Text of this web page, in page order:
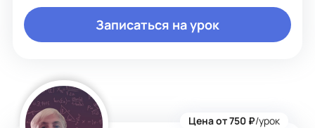
Записаться на урок
Цена от 750 ₽/урок